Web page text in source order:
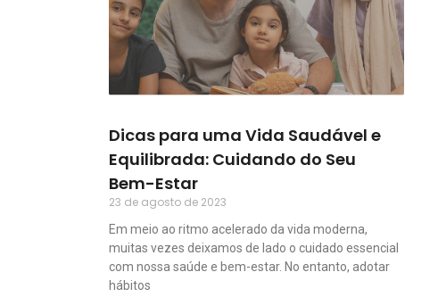
Dicas para uma Vida Saudável e
Equilibrada: Cuidando do Seu
Bem-Estar
23 de agosto de 2023
Em meio ao ritmo acelerado da vida moderna,
muitas vezes deixamos de lado o cuidado essencial
com nossa saúde e bem-estar. No entanto, adotar
hábitos